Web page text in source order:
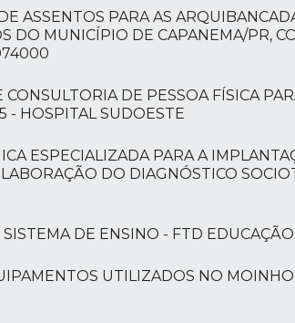
ASSENTOS PARA AS
DO MUNICÍPIO DE CAPANEMA/PR,
DE PESSOA FÍSICA
- HOSPITAL SUDOESTE
ESPECIALIZADA PARA A
DO DIAGNÓSTICO
DE ENSINO - FTD EDUCAÇÃO.
UTILIZADOS NO